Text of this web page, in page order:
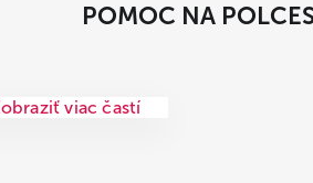
POMOC NA
viac častí